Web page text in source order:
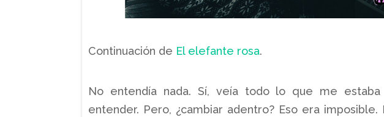
Continuación de El elefante rosa.
No entendía nada. Sí, veía todo lo que me
entender. Pero, ¿cambiar adentro? Eso era